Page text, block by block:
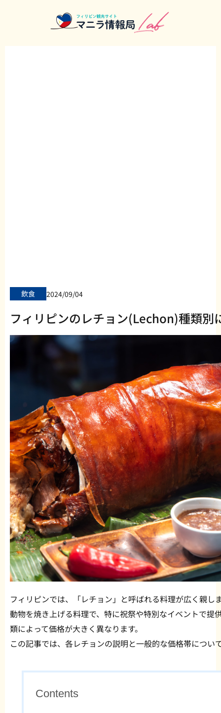
飲食 2024/09/04
フィリピンのレチョン(Lechon)種類別
フィリピンでは、「レチョン」と呼ばれる料理が広く親し
動物を焼き上げる料理で、特に祝祭や特別なイベントで提
類によって価格が大きく異なります。
この記事では、各レチョンの説明と一般的な価格帯につい
Contents